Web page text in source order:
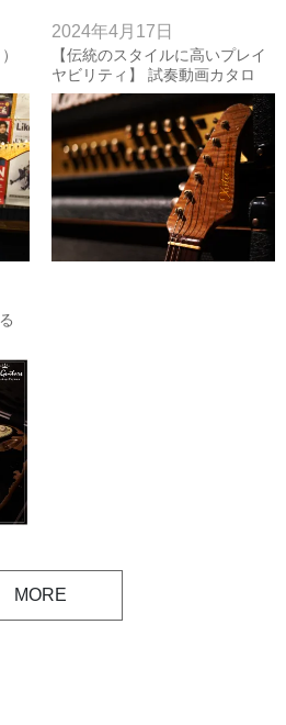
2024年4月17日
【伝統のスタイルに高いプレイ
ヤビリティ】 試奏動画カタロ
グ：Xotic編 ※4/17更新
MORE